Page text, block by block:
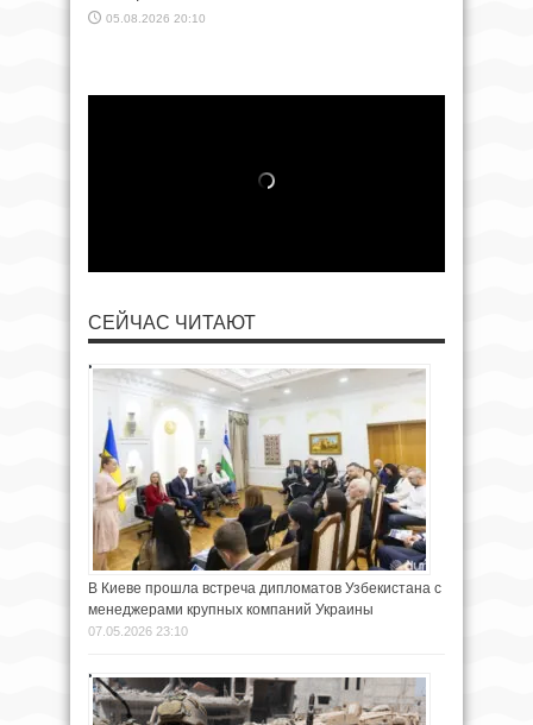
05.08.2026 20:10
СЕЙЧАС ЧИТАЮТ
В Киеве прошла встреча дипломатов Узбекистана с
менеджерами крупных компаний Украины
07.05.2026 23:10